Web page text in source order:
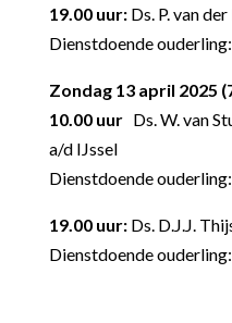
19.00 uur: Ds. P. van
Dienstdoende
Zondag 13 april 2025
10.00 uur Ds. W. van
a/d IJssel
Dienstdoende
19.00 uur:Ds. D.J.J.
Dienstdoende